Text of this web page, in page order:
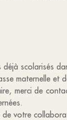
scolarisés
maternelle et
merci de
de votre